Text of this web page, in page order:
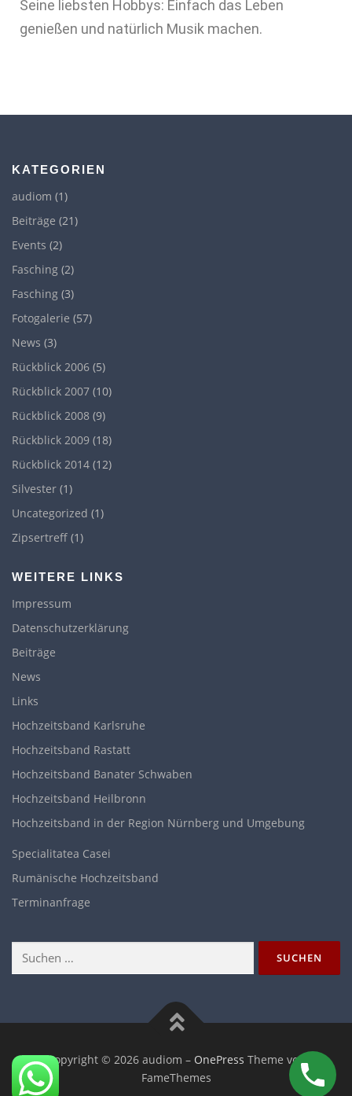
Seine liebsten Hobbys: Einfach das Leben
genießen und natürlich Musik machen.
KATEGORIEN
audiom (1)
Beiträge (21)
Events (2)
Fasching (2)
Fasching (3)
Fotogalerie (57)
News (3)
Rückblick 2006 (5)
Rückblick 2007 (10)
Rückblick 2008 (9)
Rückblick 2009 (18)
Rückblick 2014 (12)
Silvester (1)
Uncategorized (1)
Zipsertreff (1)
WEITERE LINKS
Impressum
Datenschutzerklärung
Beiträge
News
Links
Hochzeitsband Karlsruhe
Hochzeitsband Rastatt
Hochzeitsband Banater Schwaben
Hochzeitsband Heilbronn
Hochzeitsband in der Region Nürnberg und Umgebung
Specialitatea Casei
Rumänische Hochzeitsband
Terminanfrage
Copyright © 2026 audiom – OnePress Theme von
FameThemes